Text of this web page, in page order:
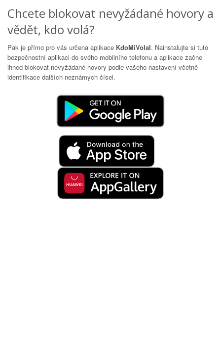
Chcete blokovat nevyžádané hovory a
vědět, kdo volá?
Pak je přímo pro vás určena aplikace KdoMiVolal. Nainstalujte si tuto
bezpečnostní aplikaci do svého mobilního telefonu a aplikace začne
ihned blokovat nevyžádané hovory podle vašeho nastavení včetně
identifikace dalších neznámých čísel.